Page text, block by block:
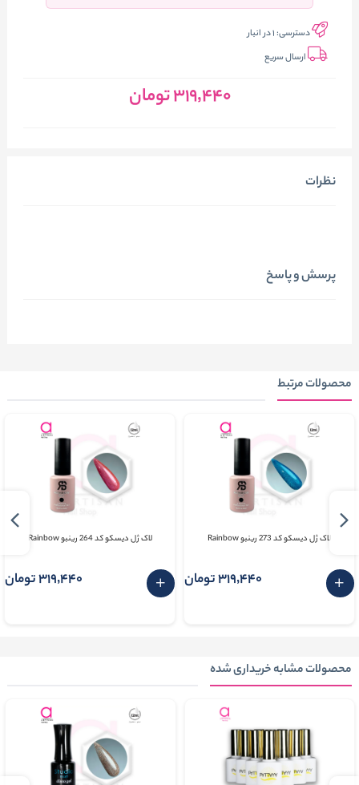
دسترسی:1 در انبار
ارسال سریع
319٬440تومان
نظرات
پرسش و پاسخ
محصولات مرتبط
لاک ژل دیسکو کد 273 رینبو Rainbow
319٬440 تومان
لاک ژل دیسکو کد 264 رینبو Rainbow
319٬440 تومان
محصولات مشابه خریداری شده